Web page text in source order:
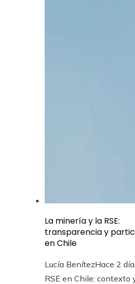
La minería y la RSE:
transparencia y
en Chile
Lucía BenítezHace 2
RSE en Chile: contexto